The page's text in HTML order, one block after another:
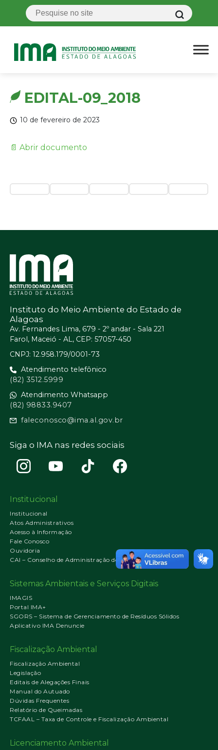
EDITAL-09_2018
10 de fevereiro de 2023
📄 Abrir documento
Instituto do Meio Ambiente do Estado de
Alagoas
Av. Fernandes Lima, 679 - 2º andar - Sala 221
Farol, Maceió - AL, CEP: 57057-450
CNPJ: 12.958.179/0001-73
Atendimento telefônico
(82) 3512.5999
Atendimento Whatsapp
(82) 98833.9407
faleconosco@ima.al.gov.br
Siga o IMA nas redes sociais
Institucional
Institucional
Atos Administrativos
Acesso à Informação
Fale Conosco
Ouvidoria
CAI – Conselho de Administração do IMA
Sistemas Ambientais e Serviços Digitais
IMAGIS
Portal IMA+
SGORS – Sistema de Gerenciamento de Resíduos Sólidos
Aplicativo IMA Denuncie
Fiscalização Ambiental
Fiscalização Ambiental
Legislação
Editais de Alegações Finais
Manual do Autuado
Dúvidas Frequentes
Relatório de Queimadas
TCFAAL – Taxa de Controle e Fiscalização Ambiental
Licenciamento Ambiental